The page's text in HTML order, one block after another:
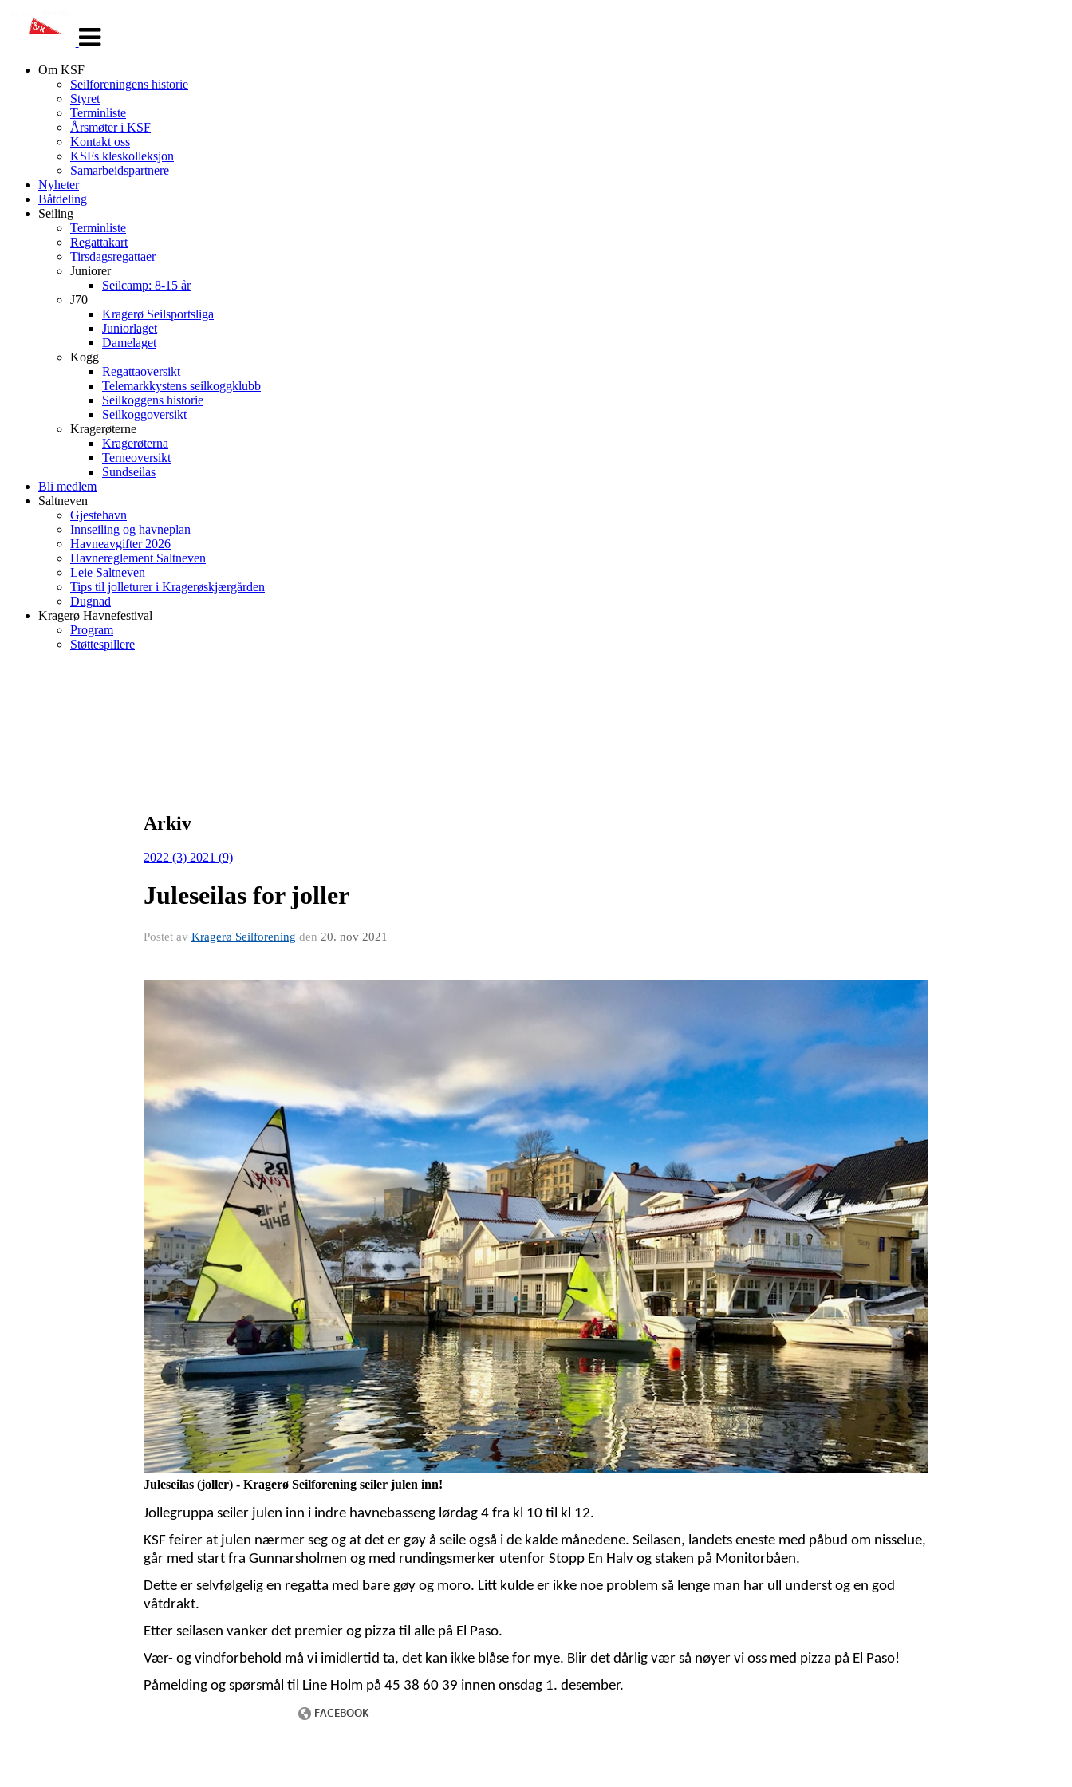
navigasjon
Om KSF
Seilforeningens historie
Styret
Terminliste
Årsmøter i KSF
Kontakt oss
KSFs kleskolleksjon
Samarbeidspartnere
Nyheter
Båtdeling
Seiling
Terminliste
Regattakart
Tirsdagsregattaer
Juniorer
Seilcamp: 8-15 år
J70
Kragerø Seilsportsliga
Juniorlaget
Damelaget
Kogg
Regattaoversikt
Telemarkkystens seilkoggklubb
Seilkoggens historie
Seilkoggoversikt
Kragerøterne
Kragerøterna
Terneoversikt
Sundseilas
Bli medlem
Saltneven
Gjestehavn
Innseiling og havneplan
Havneavgifter 2026
Havnereglement Saltneven
Leie Saltneven
Tips til jolleturer i Kragerøskjærgården
Dugnad
Kragerø Havnefestival
Program
Støttespillere
Arkiv
2022 (3) 2021 (9)
Juleseilas for joller
Postet av Kragerø Seilforening den 20. nov 2021
Juleseilas (joller) - Kragerø Seilforening seiler julen inn!
Jollegruppa seiler julen inn i indre havnebasseng lørdag 4 fra kl 10 til kl 12.
KSF feirer at julen nærmer seg og at det er gøy å seile også i de kalde månedene. Seilasen, landets eneste med påbud om nisselue,
går med start fra Gunnarsholmen og med rundingsmerker utenfor Stopp En Halv og staken på Monitorbåen.
Dette er selvfølgelig en regatta med bare gøy og moro. Litt kulde er ikke noe problem så lenge man har ull underst og en god
våtdrakt.
Etter seilasen vanker det premier og pizza til alle på El Paso.
Vær- og vindforbehold må vi imidlertid ta, det kan ikke blåse for mye. Blir det dårlig vær så nøyer vi oss med pizza på El Paso!
Påmelding og spørsmål til Line Holm på 45 38 60 39 innen onsdag 1. desember.